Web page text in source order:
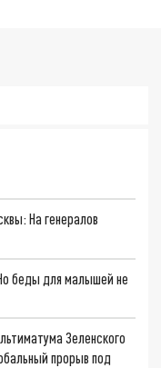
На генералов
беды для малышей не
Зеленского
прорыв под